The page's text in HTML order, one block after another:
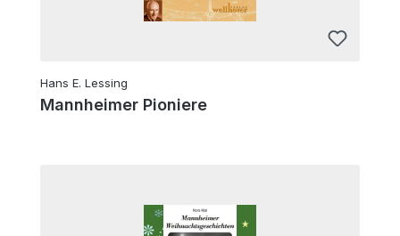
Hans E. Lessing
Mannheimer Pioniere